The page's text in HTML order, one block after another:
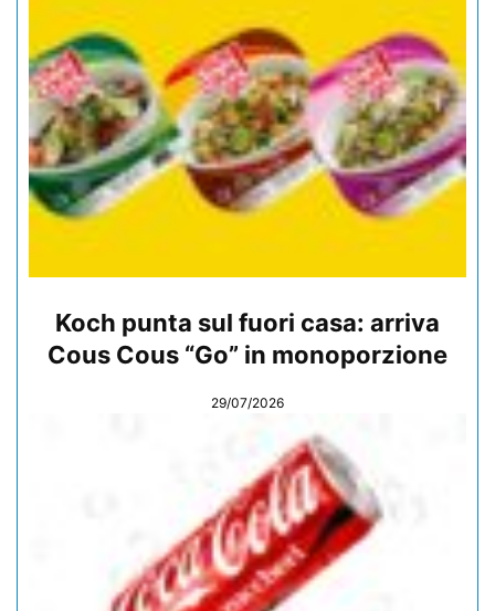
Koch punta sul fuori casa: arriva
Cous Cous “Go” in monoporzione
29/07/2026